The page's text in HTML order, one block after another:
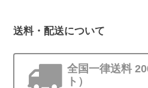
送料・配送について
全国一律送料
ト）